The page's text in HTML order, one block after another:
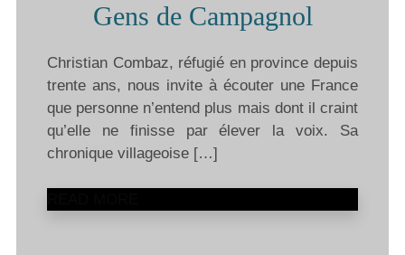
Gens de Campagnol
Christian Combaz, réfugié en province depuis
trente ans, nous invite à écouter une France
que personne n’entend plus mais dont il craint
qu’elle ne finisse par élever la voix. Sa
chronique villageoise […]